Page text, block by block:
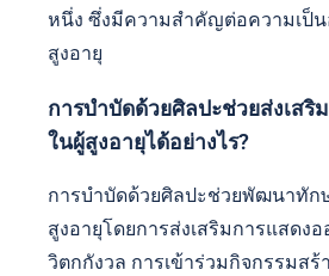
หนึ่ง ซึ่งมีความสำคัญต่อความเป็
สูงอายุ
การบำบัดด้วยศิลปะช่วยส่งเสริ
ในผู้สูงอายุได้อย่างไร?
การบำบัดด้วยศิลปะช่วยพัฒนาทัก
สูงอายุโดยการส่งเสริมการแสดง
วิตกกังวล การเข้าร่วมกิจกรรมส